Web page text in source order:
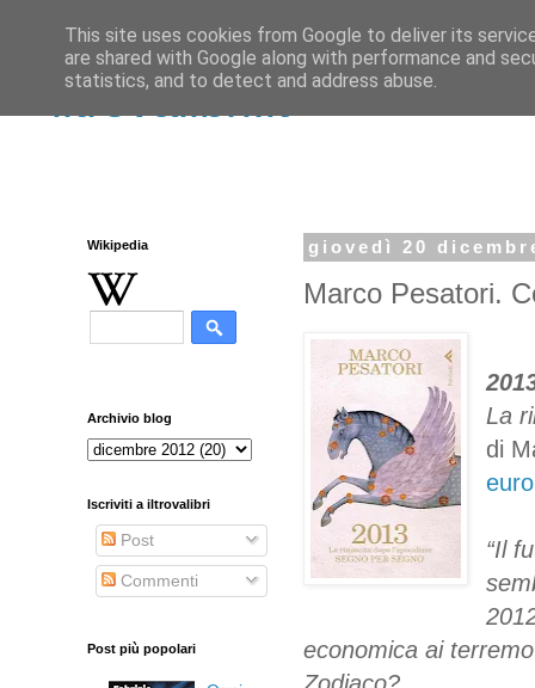
iltrovalibri.it
giovedì 20
Marco Pesatori.
La
di
“Il
economica ai
Wikipedia
Archivio blog
Iscriviti a iltrovalibri
Post
Commenti
Post più popolari
This site uses cookies from Google to deliver its
are shared with Google along with performance and
statistics, and to detect and address abuse.